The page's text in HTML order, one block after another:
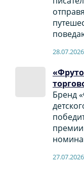
28.07.2026
Бренд
премии
27.07.2026